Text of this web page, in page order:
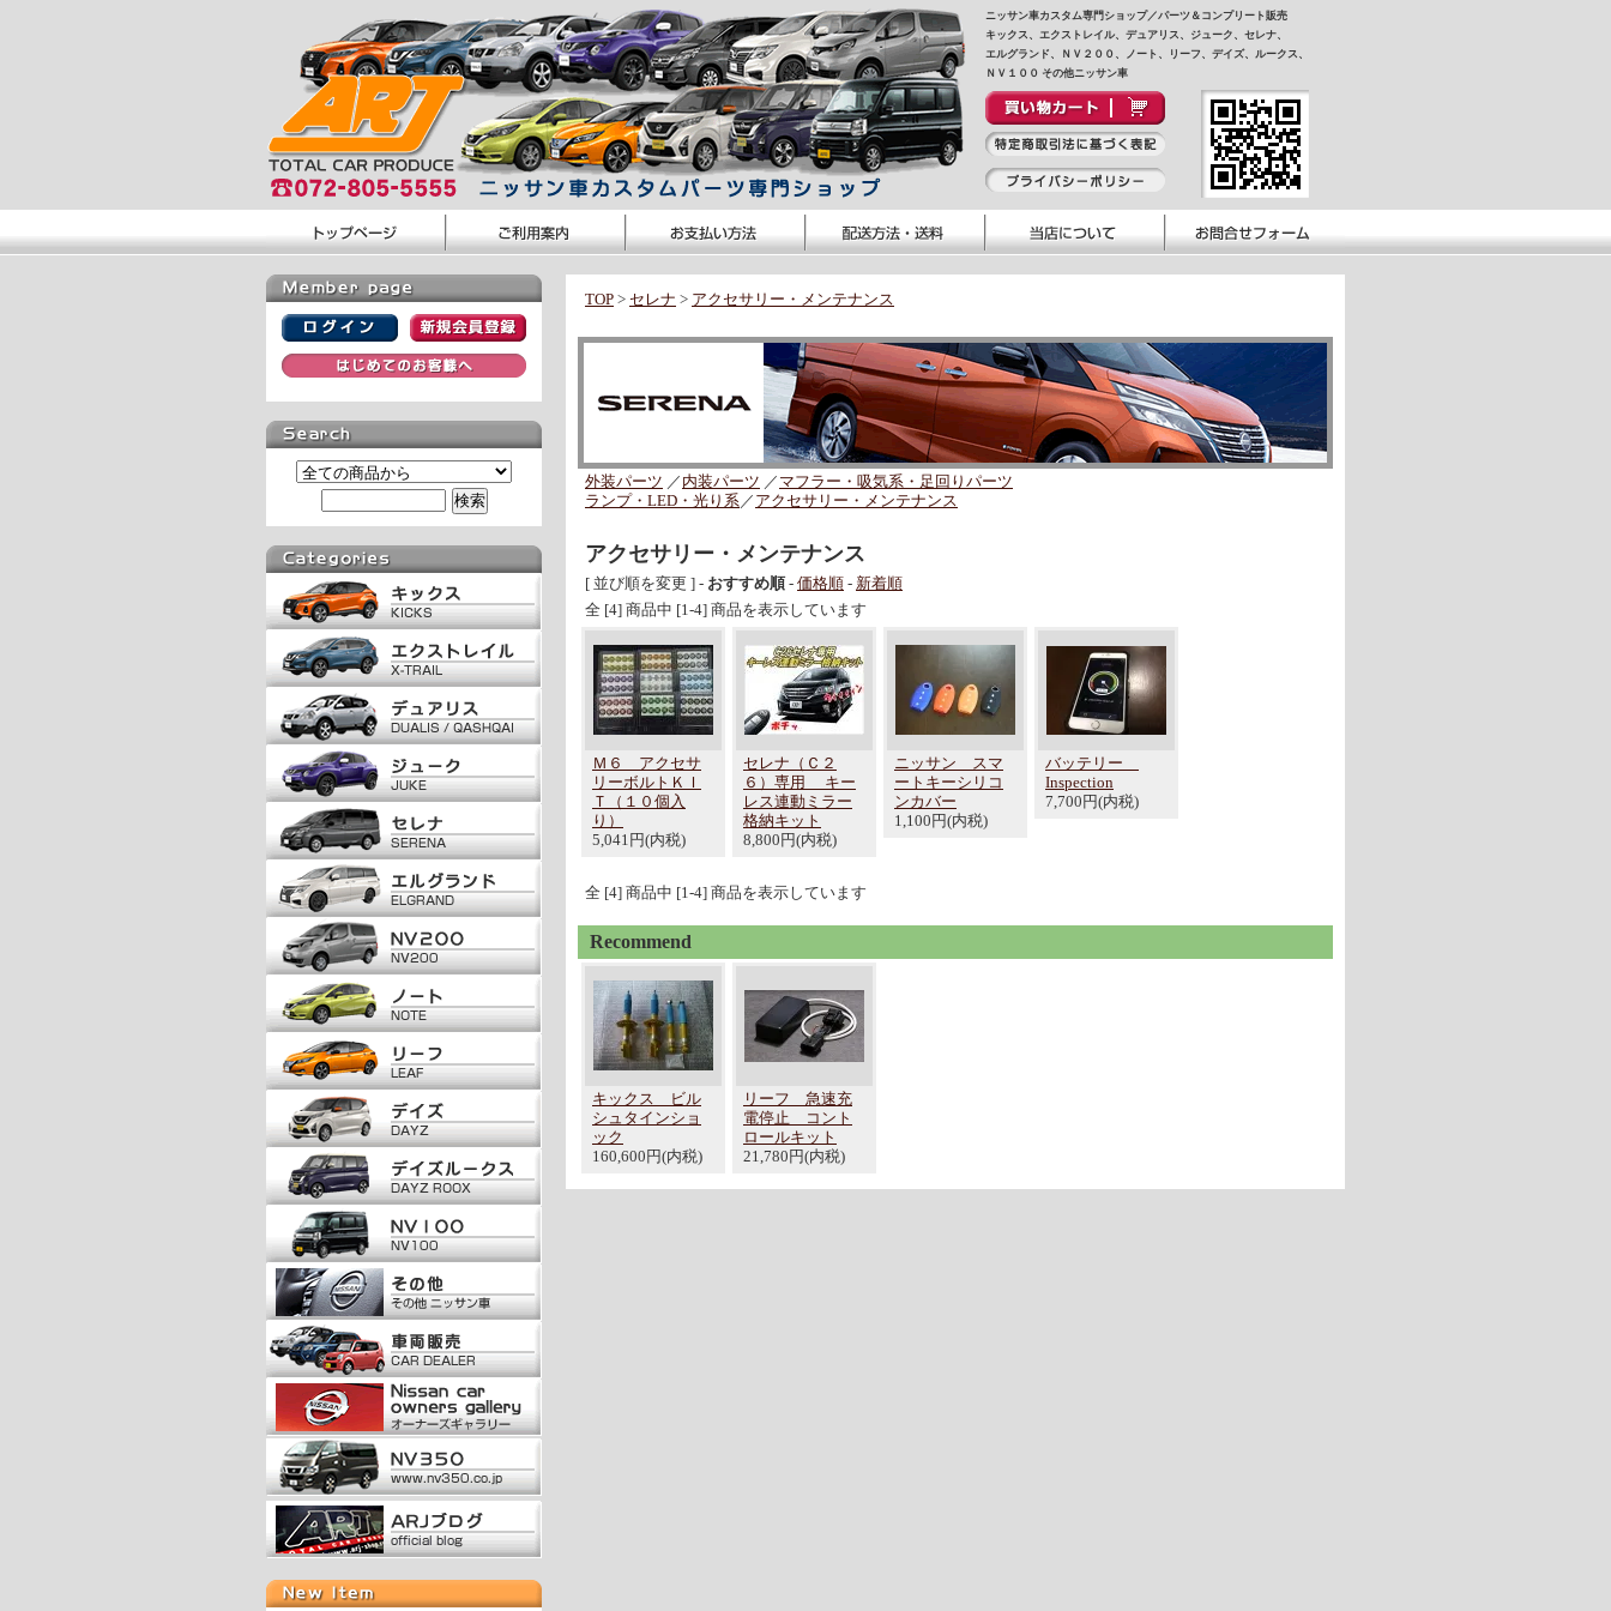
ニッサン車カスタム専門ショップ／パーツ＆コンプリート販売
キックス、エクストレイル、デュアリス、ジューク、セレナ、
エルグランド、ＮＶ２００、ノート、リーフ、デイズ、ルークス、
ＮＶ１００ その他ニッサン車
TOP > セレナ > アクセサリー・メンテナンス
外装パーツ ／ 内装パーツ ／ マフラー・吸気系・足回りパーツ
ランプ・LED・光り系／ アクセサリー・メンテナンス
アクセサリー・メンテナンス
[ 並び順を変更 ] - おすすめ順- 価格順 - 新着順
全 [4] 商品中 [1-4] 商品を表示しています
Ｍ６ アクセサ
リーボルトＫＩ
Ｔ（１０個入
り）
5,041円(内税)
セレナ（Ｃ２
６）専用 キー
レス連動ミラー
格納キット
8,800円(内税)
ニッサン スマ
ートキーシリコ
ンカバー
1,100円(内税)
バッテリー
Inspection
7,700円(内税)
全 [4] 商品中 [1-4] 商品を表示しています
Recommend
キックス ビル
シュタインショ
ック
160,600円(内税)
リーフ 急速充
電停止 コント
ロールキット
21,780円(内税)